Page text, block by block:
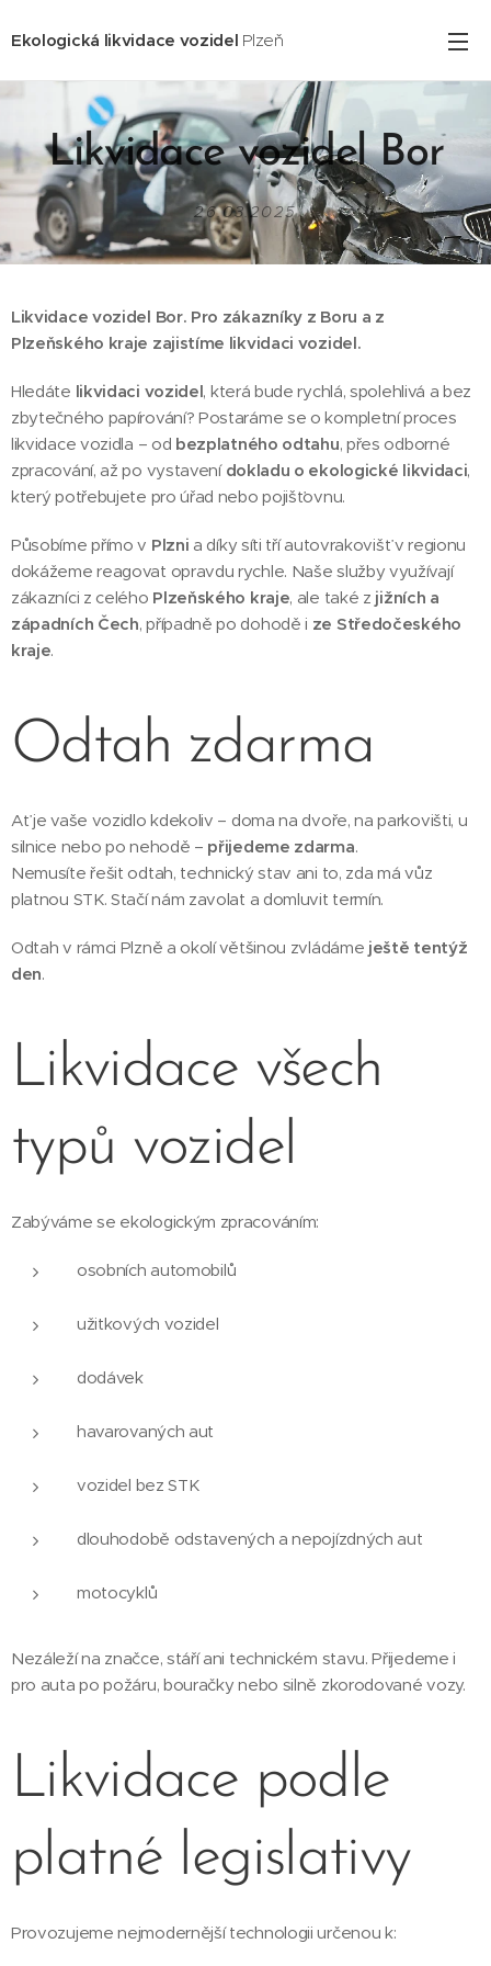
Ekologická likvidace vozidel Plzeň
Likvidace vozidel Bor
26.03.2025
Likvidace vozidel Bor. Pro zákazníky z Boru a z
Plzeňského kraje zajistíme likvidaci vozidel.
Hledáte likvidaci vozidel, která bude rychlá, spolehlivá a bez
zbytečného papírování? Postaráme se o kompletní proces
likvidace vozidla – od bezplatného odtahu, přes odborné
zpracování, až po vystavení dokladu o ekologické likvidaci,
který potřebujete pro úřad nebo pojišťovnu.
Působíme přímo v Plzni a díky síti tří autovrakovišť v regionu
dokážeme reagovat opravdu rychle. Naše služby využívají
zákazníci z celého Plzeňského kraje, ale také z jižních a
západních Čech, případně po dohodě i ze Středočeského
kraje.
Odtah zdarma
Ať je vaše vozidlo kdekoliv – doma na dvoře, na parkovišti, u
silnice nebo po nehodě – přijedeme zdarma.
Nemusíte řešit odtah, technický stav ani to, zda má vůz
platnou STK. Stačí nám zavolat a domluvit termín.
Odtah v rámci Plzně a okolí většinou zvládáme ještě tentýž
den.
Likvidace všech
typů vozidel
Zabýváme se ekologickým zpracováním:
osobních automobilů
užitkových vozidel
dodávek
havarovaných aut
vozidel bez STK
dlouhodobě odstavených a nepojízdných aut
motocyklů
Nezáleží na značce, stáří ani technickém stavu. Přijedeme i
pro auta po požáru, bouračky nebo silně zkorodované vozy.
Likvidace podle
platné legislativy
Provozujeme nejmodernější technologii určenou k: